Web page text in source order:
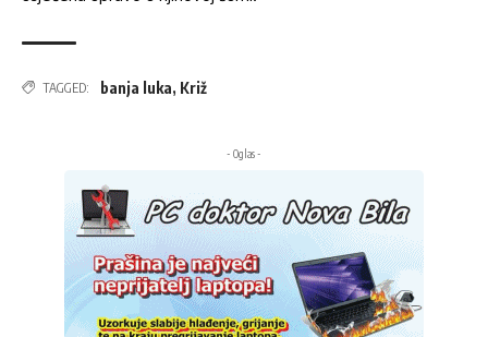
TAGGED: banja luka, Križ
- Oglas -